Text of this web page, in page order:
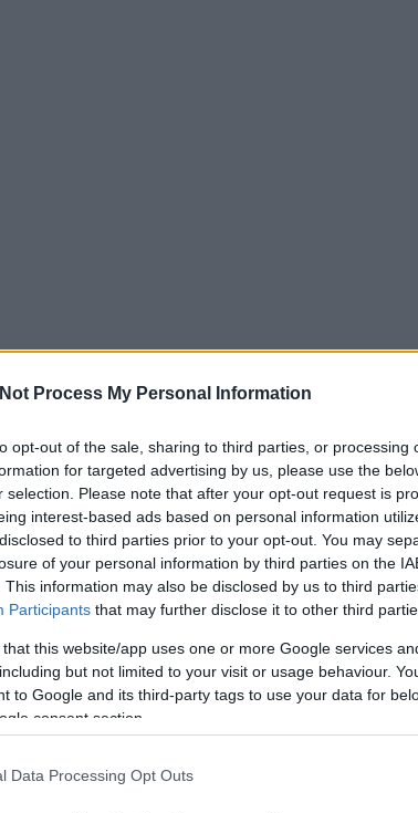
Process My Personal Information
opt-out of the sale, sharing to third parties, or processing
for targeted advertising by us, please use the
selection. Please note that after your opt-out request is
interest-based ads based on personal information
to third parties prior to your opt-out. You may
of your personal information by third parties on the
This information may also be disclosed by us to third
Participants that may further disclose it to other third
that this website/app uses one or more Google services
but not limited to your visit or usage behaviour.
to Google and its third-party tags to use your data for
consent section.
Data Processing Opt Outs
nem tudod
kattints!